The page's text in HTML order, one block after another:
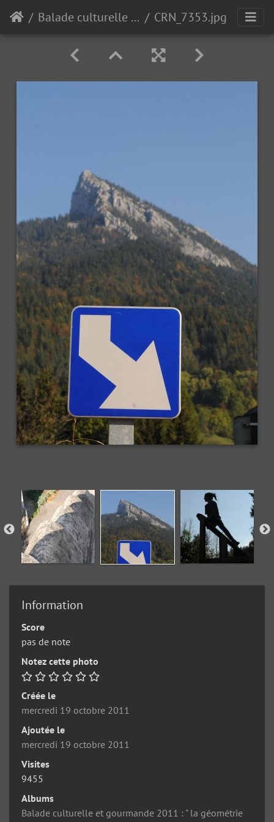
Balade culturelle et gourmande 2011 : " la géométrie dans le paysage de Chartreuse" CRN_7353.jpg
Information
Score
pas de note
Notez cette photo
Créée le
mercredi 19 octobre 2011
Ajoutée le
mercredi 19 octobre 2011
Visites
9455
Albums
Balade culturelle et gourmande 2011 : " la géométrie